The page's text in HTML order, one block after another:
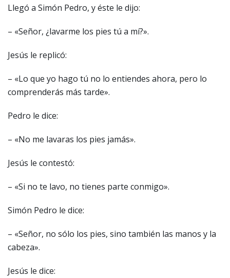
Llegó a Simón Pedro, y éste le dijo:
– «Señor, ¿lavarme los pies tú a mí?».
Jesús le replicó:
– «Lo que yo hago tú no lo entiendes ahora, pero lo
comprenderás más tarde».
Pedro le dice:
– «No me lavaras los pies jamás».
Jesús le contestó:
– «Si no te lavo, no tienes parte conmigo».
Simón Pedro le dice:
– «Señor, no sólo los pies, sino también las manos y la
cabeza».
Jesús le dice: